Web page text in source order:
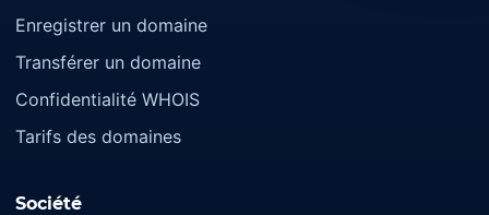
Enregistrer un domaine
Transférer un domaine
Confidentialité WHOIS
Tarifs des domaines
Société